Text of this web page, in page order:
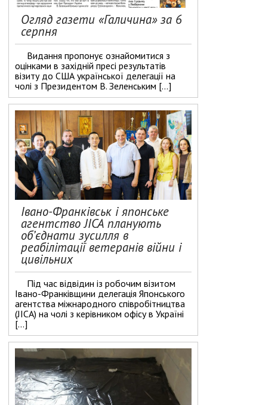
Огляд газети «Галичина» за 6
серпня
Видання пропонує ознайомитися з
оцінками в західній пресі результатів
візиту до США української делегації на
чолі з Президентом В. Зеленським […]
Івано-Франківськ і японське
агентство JICA планують
об’єднати зусилля в
реабілітації ветеранів війни і
цивільних
Під час відвідин із робочим візитом
Івано-Франківщини делегація Японського
агентства міжнародного співробітництва
(JICA) на чолі з керівником офісу в Україні
[…]